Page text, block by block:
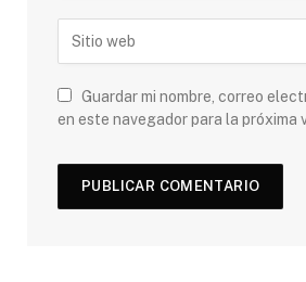
Guardar mi nombre, correo
en este navegador para la próxima